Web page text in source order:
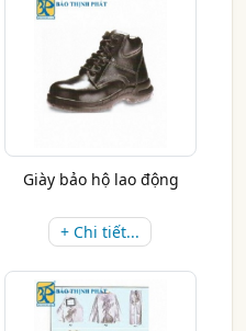
Giày bảo hộ lao động
+ Chi tiết...